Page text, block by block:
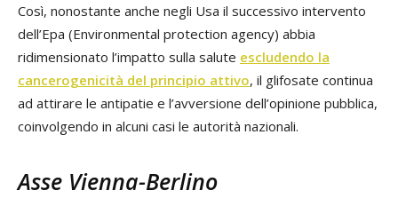
Così, nonostante anche negli Usa il successivo intervento
dell’Epa (Environmental protection agency) abbia
ridimensionato l’impatto sulla salute escludendo la
cancerogenicità del principio attivo, il glifosate continua
ad attirare le antipatie e l’avversione dell’opinione pubblica,
coinvolgendo in alcuni casi le autorità nazionali.
Asse Vienna-Berlino